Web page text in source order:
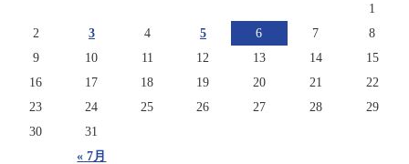
« 7月
1
2
3 4 5 6 7
8
9
10 11 12 13 14
15
16
17 18 19 20 21
22
23
24 25 26 27 28
29
30
31